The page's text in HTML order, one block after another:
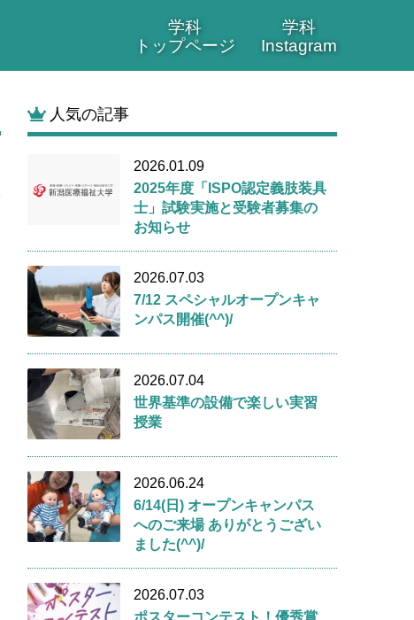
学科
トップページ
学科
Instagram
人気の記事
2026.01.09
2025年度「ISPO認定義肢装具
士」試験実施と受験者募集の
お知らせ
2026.07.03
7/12 スペシャルオープンキャ
ンパス開催(^^)/
2026.07.04
世界基準の設備で楽しい実習
授業
2026.06.24
6/14(日) オープンキャンパス
へのご来場 ありがとうござい
ました(^^)/
2026.07.03
ポスターコンテスト！優秀賞